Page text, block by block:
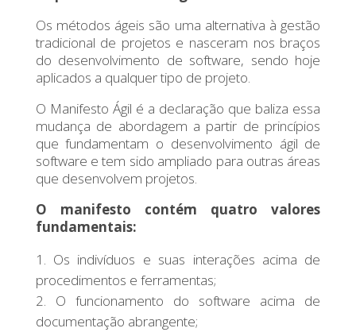
Os métodos ágeis são uma alternativa à gestão
tradicional de projetos e nasceram nos braços
do desenvolvimento de software, sendo hoje
aplicados a qualquer tipo de projeto.
O Manifesto Ágil é a declaração que baliza essa
mudança de abordagem a partir de princípios
que fundamentam o desenvolvimento ágil de
software e tem sido ampliado para outras áreas
que desenvolvem projetos.
O manifesto contém quatro valores
fundamentais:
Os indivíduos e suas interações acima de
procedimentos e ferramentas;
O funcionamento do software acima de
documentação abrangente;